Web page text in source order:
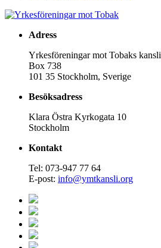
Adress
Yrkesföreningar mot Tobaks kansli
Box 738
101 35 Stockholm, Sverige
Besöksadress
Klara Östra Kyrkogata 10
Stockholm
Kontakt
Tel: 073-947 77 64
E-post: info@ymtkansli.org